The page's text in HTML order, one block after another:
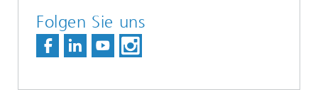
Folgen Sie uns